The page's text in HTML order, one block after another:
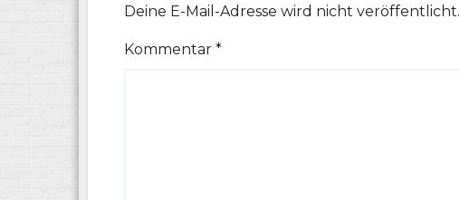
Deine E-Mail-Adresse wird nicht veröffentlicht.
Kommentar *